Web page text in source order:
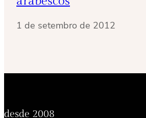
1 de setembro de 2012
desde 2008